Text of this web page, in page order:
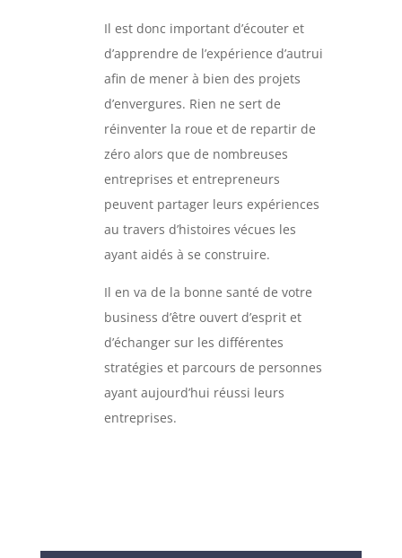
Il est donc important d’écouter et
d’apprendre de l’expérience d’autrui
afin de mener à bien des projets
d’envergures. Rien ne sert de
réinventer la roue et de repartir de
zéro alors que de nombreuses
entreprises et entrepreneurs
peuvent partager leurs expériences
au travers d’histoires vécues les
ayant aidés à se construire.
Il en va de la bonne santé de votre
business d’être ouvert d’esprit et
d’échanger sur les différentes
stratégies et parcours de personnes
ayant aujourd’hui réussi leurs
entreprises.